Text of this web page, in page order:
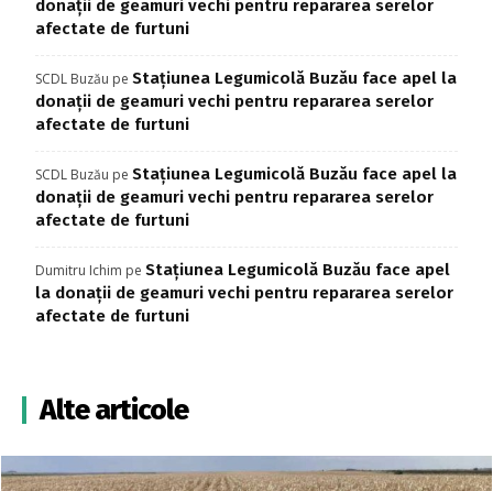
donații de geamuri vechi pentru repararea serelor
afectate de furtuni
SCDL Buzău pe Stațiunea Legumicolă Buzău face apel la
donații de geamuri vechi pentru repararea serelor
afectate de furtuni
SCDL Buzău pe Stațiunea Legumicolă Buzău face apel la
donații de geamuri vechi pentru repararea serelor
afectate de furtuni
Dumitru Ichim pe Stațiunea Legumicolă Buzău face apel
la donații de geamuri vechi pentru repararea serelor
afectate de furtuni
Alte articole